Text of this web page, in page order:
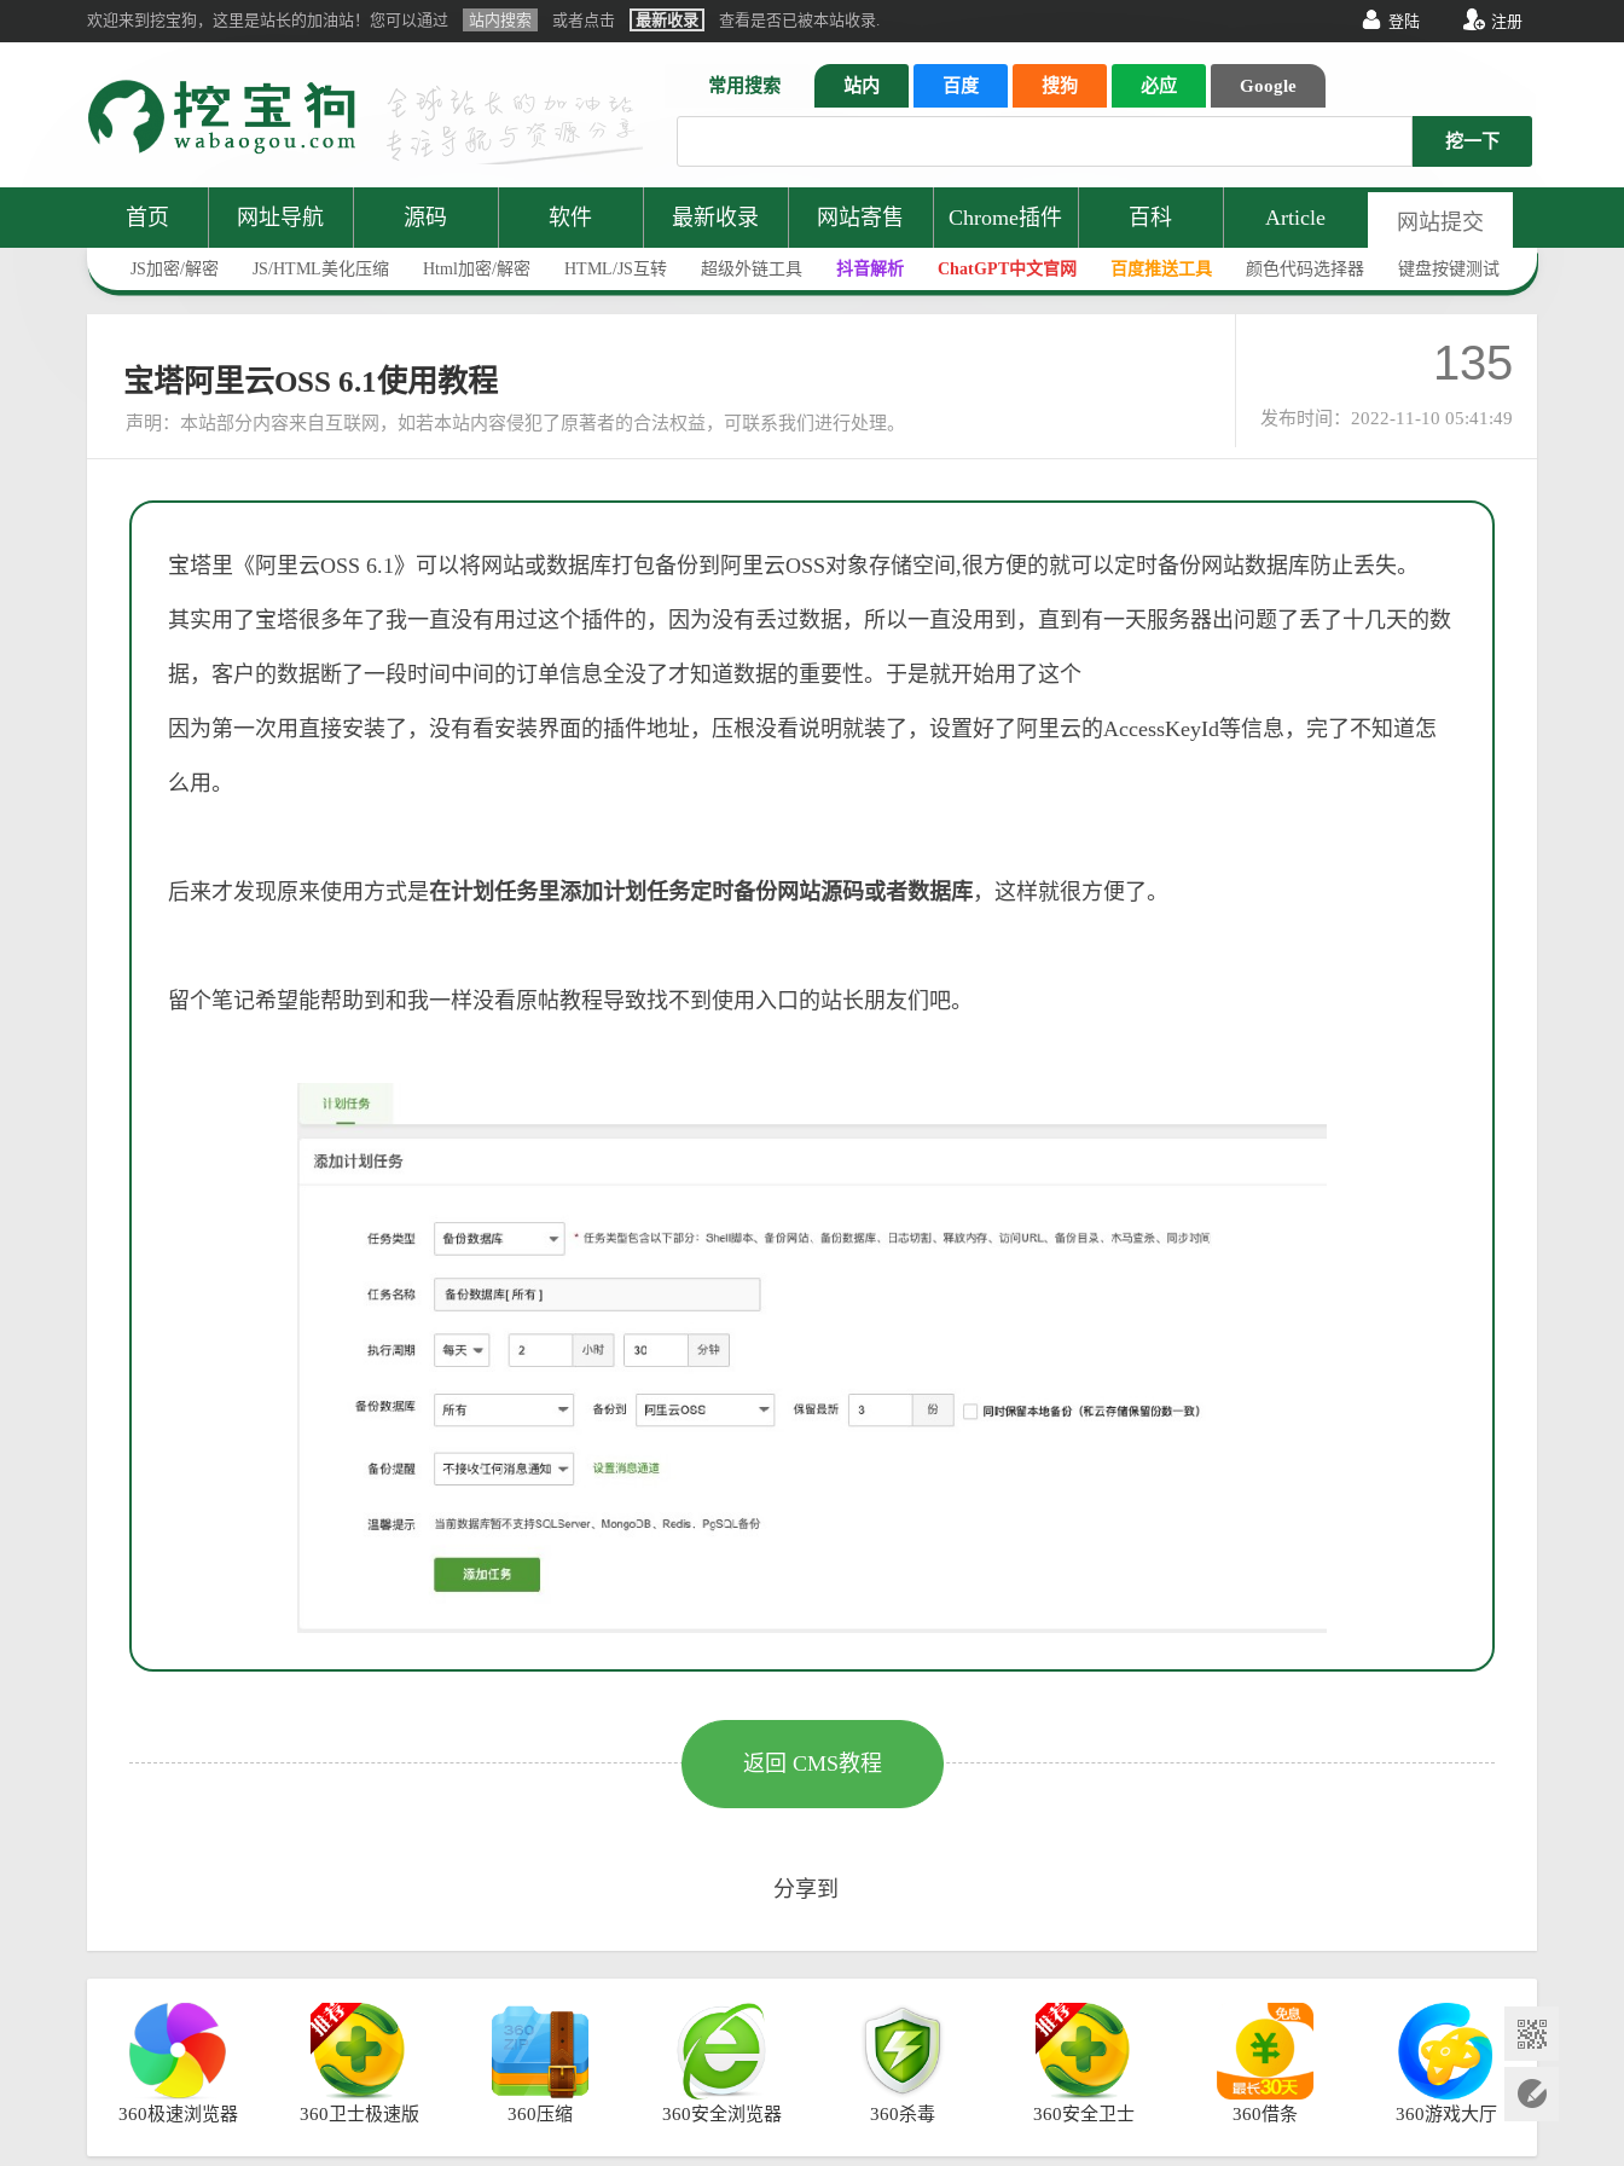
欢迎来到挖宝狗，这里是站长的加油站！您可以通过 站内搜索 或者点击 最新收录 查看是否已被本站收录. 登陆 注册
常用搜索 站内 百度 搜狗 必应 Google
挖一下
首页 网址导航 源码 软件 最新收录 网站寄售 Chrome插件 百科 Article 网站提交
JS加密/解密 JS/HTML美化压缩 Html加密/解密 HTML/JS互转 超级外链工具 抖音解析 ChatGPT中文官网 百度推送工具 颜色代码选择器 键盘按键测试
宝塔阿里云OSS 6.1使用教程
声明： 本站部分内容来自互联网，如若本站内容侵犯了原著者的合法权益，可联系我们进行处理。
135
发布时间：2022-11-10 05:41:49
宝塔里《阿里云OSS 6.1》可以将网站或数据库打包备份到阿里云OSS对象存储空间,很方便的就可以定时备份网站数据库防止丢失。
其实用了宝塔很多年了我一直没有用过这个插件的，因为没有丢过数据，所以一直没用到，直到有一天服务器出问题了丢了十几天的数
据，客户的数据断了一段时间中间的订单信息全没了才知道数据的重要性。于是就开始用了这个
因为第一次用直接安装了，没有看安装界面的插件地址，压根没看说明就装了，设置好了阿里云的AccessKeyId等信息，完了不知道怎
么用。
后来才发现原来使用方式是在计划任务里添加计划任务定时备份网站源码或者数据库，这样就很方便了。
留个笔记希望能帮助到和我一样没看原帖教程导致找不到使用入口的站长朋友们吧。
返回 CMS教程
分享到
360极速浏览器 360卫士极速版 360压缩 360安全浏览器 360杀毒 360安全卫士 360借条 360游戏大厅